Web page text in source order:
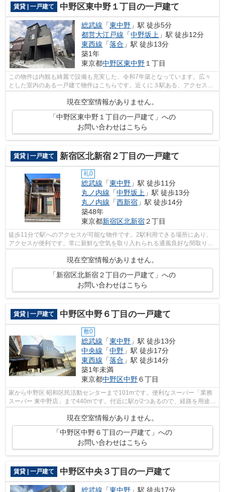
賃貸 | 一戸建て 中野区東中野１丁目の一戸建て
総武線 「東中野 」駅 徒歩5分
都営大江戸線 「中野坂上 」駅 徒歩12分
東西線 「落合 」駅 徒歩13分
築1年
東京都中野区東中野 １丁目
この物件は内観も綺麗で設備も充実した、令和7年築となっています。広々
とした室内のある一戸建て物件はこちらです。近くに３駅ある、アクセスが
現在空室情報がありません。
「中野区東中野１丁目の一戸建て」への
お問い合わせはこちら
賃貸 | 一戸建て 新宿区北新宿２丁目の一戸建て
礼0
総武線 「東中野 」駅 徒歩11分
丸ノ内線 「中野坂上 」駅 徒歩13分
丸ノ内線 「西新宿 」駅 徒歩14分
築48年
東京都新宿区北新宿２丁目
徒歩11分で駅へのアクセスが可能な物件です。2駅利用できる場所にあり、
アクセスが便利です。常に新鮮な空気を取り入れられる通風良好な間取りの
現在空室情報がありません。
「新宿区北新宿２丁目の一戸建て」への
お問い合わせはこちら
賃貸 | 一戸建て 中野区中野６丁目の一戸建て
敷0
総武線 「東中野 」駅 徒歩13分
中央線 「中野 」駅 徒歩17分
東西線 「落合 」駅 徒歩14分
築1年未満
東京都中野区中野６丁目
家から中野区 昭和区民活動センターまで101mです。便利なスーパー「業務
スーパー 東中野店」まで440mです。付近に駅が2つあるので、経路を用途や
行き先によって選べる物件です。中野区...
現在空室情報がありません。
「中野区中野６丁目の一戸建て」への
お問い合わせはこちら
賃貸 | 一戸建て 中野区中央３丁目の一戸建て
総武線 「東中野 」駅 徒歩17分